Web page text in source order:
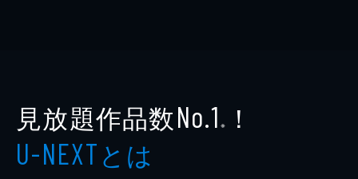
見放題作品数No.1 ※ ！
U-NEXTとは